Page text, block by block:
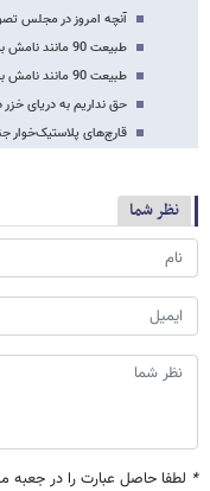
آنچه امروز در مجلس
طبیعت 90 مانند نامش بود!
طبیعت 90 مانند نامش بود
حق نداریم به دریای خزر
قارچ‌های
نظر شما
* لطفا حاصل عبارت را در جعبه